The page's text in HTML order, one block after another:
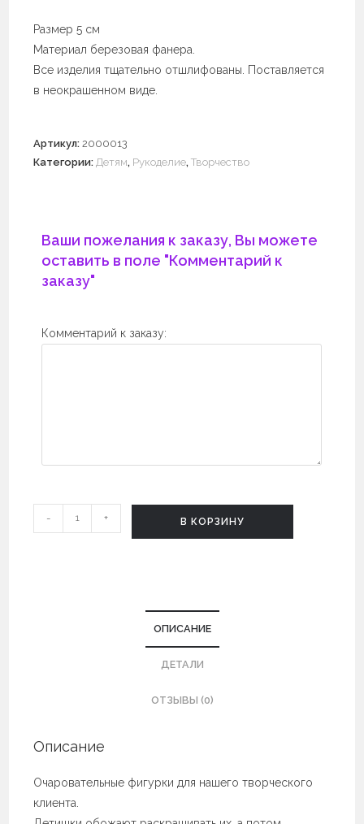
Размер 5 см ⠀
Материал березовая фанера.
Все изделия тщательно отшлифованы. Поставляется
в неокрашенном виде.
Артикул:2000013
Категории: Детям, Рукоделие,Творчество
Ваши пожелания к заказу, Вы можете
оставить в поле "Комментарий к
заказу"
Комментарий к заказу:
Количество
Заготовка
- + В КОРЗИНУ
ОПИСАНИЕ
ДЕТАЛИ
ОТЗЫВЫ (0)
Описание
Очаровательные фигурки для нашего творческого
клиента. ⠀